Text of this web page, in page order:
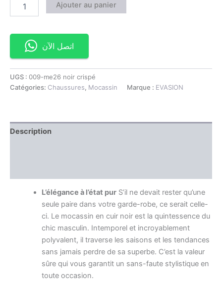
Ajouter au panier
اتصل الآن
UGS : 009-me26 noir crispé
Catégories: Chaussures, Mocassin Marque : EVASION
Description
L’élégance à l’état purS’il ne devait rester qu’une
seule paire dans votre garde-robe, ce serait celle-
ci. Le mocassin en cuir noir est la quintessence du
chic masculin. Intemporel et incroyablement
polyvalent, il traverse les saisons et les tendances
sans jamais perdre de sa superbe. C’est la valeur
sûre qui vous garantit un sans-faute stylistique en
toute occasion.